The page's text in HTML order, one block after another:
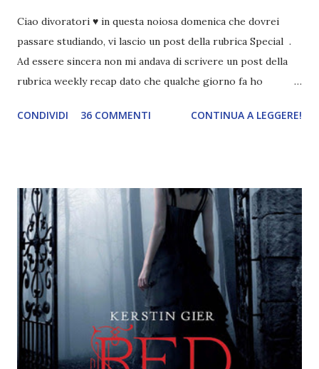
Ciao divoratori ♥ in questa noiosa domenica che dovrei
passare studiando, vi lascio un post della rubrica Special .
Ad essere sincera non mi andava di scrivere un post della
rubrica weekly recap dato che qualche giorno fa ho
troppo creare un nuovo banner xD Nella puntata di oggi vi
di dire in un libro? Ad esempio, i capelli arruffati . TUTTI I
RAGAZZI nei libri hanno i capelli arruffati. Vabbè, c'è crisi, il
pettine costa. Dovrei regalarglielo io uno. O magari del gel.
Fatto sta che nella realtà i ragazzi con i capelli così
sembrano degli scappati di casa. Ah, poi ci sono le ciocche
ribelli. Che monelli, che trasgry. Oppure tutti i personaggi
dei libri sono dei grandi lettori, fatto sta che io non ho mai
trovato una scena in ...
CONDIVIDI 36 COMMENTI CONTINUA A LEGGERE!